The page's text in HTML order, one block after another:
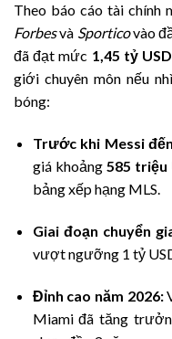
Theo báo cáo tài
Forbesvà Sporticovào
đã đạt mức 1,45 tỷ USD
giới chuyên môn nếu
bóng:
Trước khi Messi
giá khoảng 585 triệu
bảng xếp hạng MLS.
Giai đoạn chuyển
vượt ngưỡng 1 tỷ
Đỉnh cao năm 2026:
Miami đã tăng